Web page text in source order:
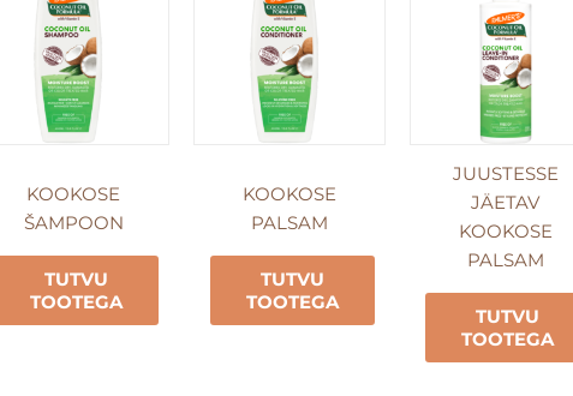
KOOKOSE
ŠAMPOON
TUTVU
TOOTEGA
KOOKOSE
PALSAM
TUTVU
TOOTEGA
JUUSTESSE
JÄETAV
KOOKOSE
PALSAM
TUTVU
TOOTEGA